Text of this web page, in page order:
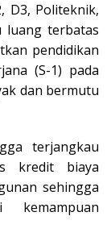
D3, Politeknik,
luang terbatas
pendidikan
(S-1) pada
dan bermutu
terjangkau
kredit biaya
sehingga